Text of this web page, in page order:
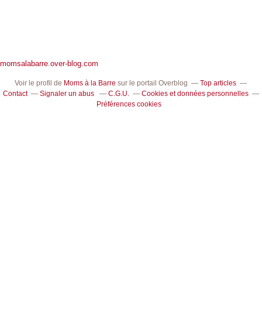
momsalabarre.over-blog.com
Voir le profil de Moms à la Barre sur le portail Overblog
Top articles
Contact
Signaler un abus C.G.U.
Cookies et données personnelles
Préférences cookies